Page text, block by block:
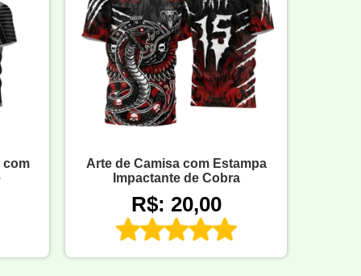
com
Arte de Camisa com Estampa
Impactante de Cobra
R$: 20,00